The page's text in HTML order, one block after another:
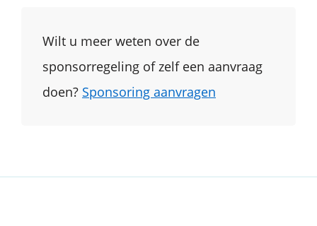
Wilt u meer weten over de
sponsorregeling of zelf een aanvraag
doen? Sponsoring aanvragen